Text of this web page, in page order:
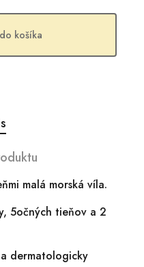
košíka
malá morská víla.
5očných tieňov a 2
dermatologicky